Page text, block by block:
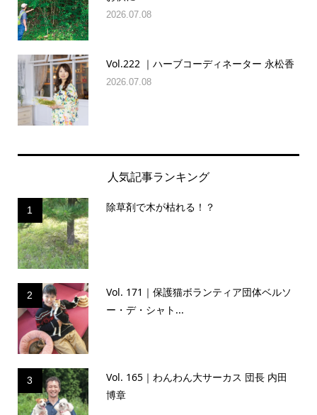
2026.07.08
Vol.222 ｜ハーブコーディネーター 永松香
2026.07.08
人気記事ランキング
1 除草剤で木が枯れる！？
2
Vol. 171｜保護猫ボランティア団体ベルソ
ー・デ・シャト...
3
Vol. 165｜わんわん大サーカス 団長 内田
博章